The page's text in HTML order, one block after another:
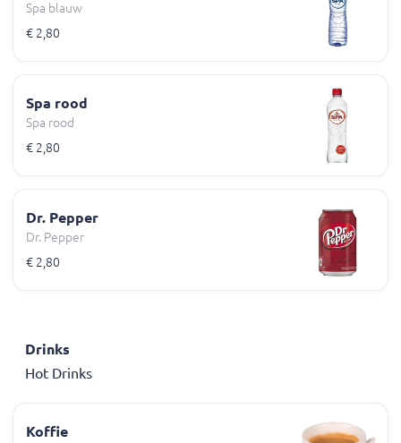
Spa blauw
€ 2,80
Spa rood
Spa rood
€ 2,80
Dr. Pepper
Dr. Pepper
€ 2,80
Drinks
Hot Drinks
Koffie